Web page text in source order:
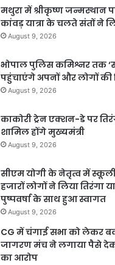
मथुरा में श्रीकृष्ण जन्मस्थान
कांवड़ यात्रा के चलते संतों ने
August 9, 2026
भोपाल पुलिस कमिश्नर तक
पहुंचाएंगे अपनों और लोगों की
August 9, 2026
काकोरी ट्रेन एक्शन-डे पर
शामिल होंगे मुख्यमंत्री
August 9, 2026
सीएम योगी के नेतृत्व में स्कूली
हजारों लोगों ने लिया तिरंगा
पुष्पवर्षा के साथ हुआ स्वागत
August 9, 2026
CG में चंगाई सभा को लेकर
जागरण मंच ने लगाया पैसे
का आरोप